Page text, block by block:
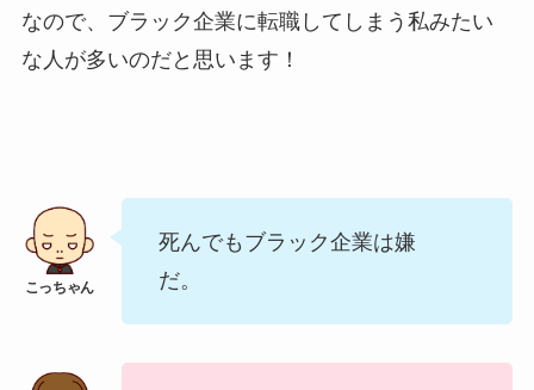
なので、ブラック企業に転職してしまう私みたい
な人が多いのだと思います！
死んでもブラック企業は嫌
だ。